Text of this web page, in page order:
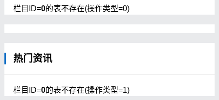
栏目ID=0的表不存在(操作类型=0)
热门资讯
栏目ID=0的表不存在(操作类型=1)